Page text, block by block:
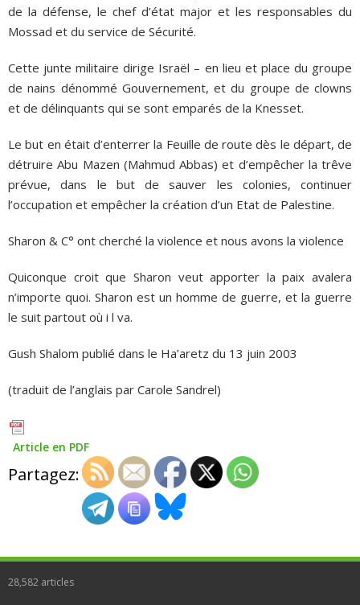
de la défense, le chef d’état major et les responsables du
Mossad et du service de Sécurité.
Cette junte militaire dirige Israël – en lieu et place du groupe
de nains dénommé Gouvernement, et du groupe de clowns
et de délinquants qui se sont emparés de la Knesset.
Le but en était d’enterrer la Feuille de route dès le départ, de
détruire Abu Mazen (Mahmud Abbas) et d’empêcher la trêve
prévue, dans le but de sauver les colonies, continuer
l’occupation et empêcher la création d’un Etat de Palestine.
Sharon & C° ont cherché la violence et nous avons la violence
Quiconque croit que Sharon veut apporter la paix avalera
n’importe quoi. Sharon est un homme de guerre, et la guerre
le suit partout où i l va.
Gush Shalom publié dans le Ha’aretz du 13 juin 2003
(traduit de l’anglais par Carole Sandrel)
Article en PDF
Partagez:
28,582 articles